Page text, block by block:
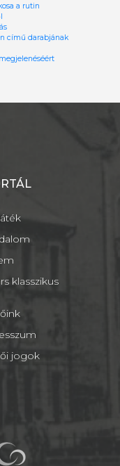
a rutin
című darabjának
klasszikus
jogok